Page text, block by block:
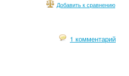
Добавить к сравнению
1 комментарий